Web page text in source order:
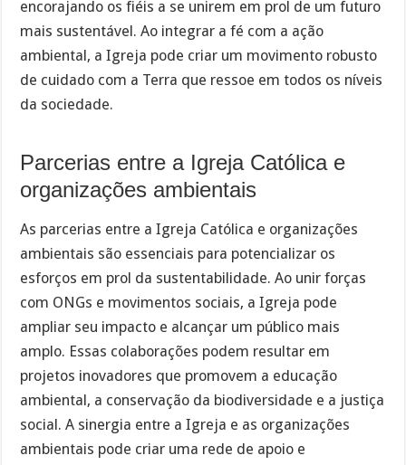
encorajando os fiéis a se unirem em prol de um futuro
mais sustentável. Ao integrar a fé com a ação
ambiental, a Igreja pode criar um movimento robusto
de cuidado com a Terra que ressoe em todos os níveis
da sociedade.
Parcerias entre a Igreja Católica e
organizações ambientais
As parcerias entre a Igreja Católica e organizações
ambientais são essenciais para potencializar os
esforços em prol da sustentabilidade. Ao unir forças
com ONGs e movimentos sociais, a Igreja pode
ampliar seu impacto e alcançar um público mais
amplo. Essas colaborações podem resultar em
projetos inovadores que promovem a educação
ambiental, a conservação da biodiversidade e a justiça
social. A sinergia entre a Igreja e as organizações
ambientais pode criar uma rede de apoio e